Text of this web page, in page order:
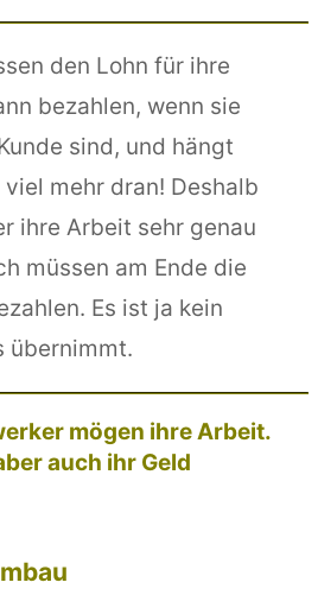
den Lohn für ihre
bezahlen, wenn sie
sind, und hängt
mehr dran! Deshalb
ihre Arbeit sehr genau
müssen am Ende die
Es ist ja kein
übernimmt.
mögen ihre Arbeit.
auch ihr Geld